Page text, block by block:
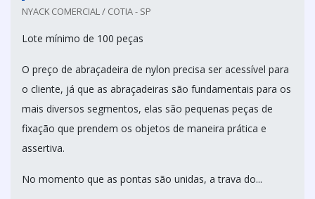
NYACK COMERCIAL / COTIA - SP
Lote mínimo de 100 peças
O preço de abraçadeira de nylon precisa ser acessível para
o cliente, já que as abraçadeiras são fundamentais para os
mais diversos segmentos, elas são pequenas peças de
fixação que prendem os objetos de maneira prática e
assertiva.
No momento que as pontas são unidas, a trava do...